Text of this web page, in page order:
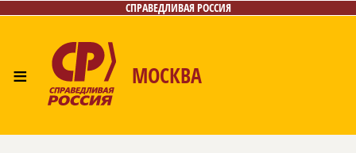
СПРАВЕДЛИВАЯ РОССИЯ
≡ МОСКВА